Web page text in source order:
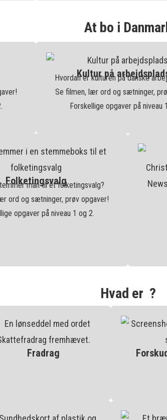
At bo i
Kultur på
Hvordan er kulturen på danske
Se filmen, lær ord og sætninger,
Forskellige opgaver på niveau
Folketingsvalg
man til et folketingsvalg?
ord og sætninger, prøv opgaver!
opgaver på niveau 1 og 2.
Hvad er ?
Fradrag